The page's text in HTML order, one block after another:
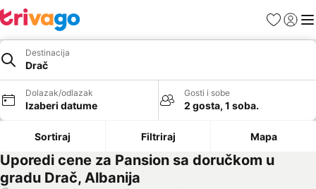
FavoritiPrijavi
Destinacija
Drač
Dolazak/odlazak
Izaberi datume
Gosti i sobe
2 gosta, 1 soba.
Sortiraj Filtriraj Mapa
Uporedi cene za Pansion sa doručkom u
gradu Drač, Albanija